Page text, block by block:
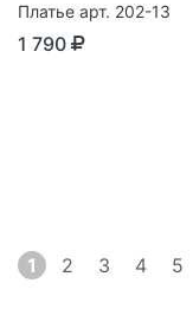
Платье арт. 202-13
1 790
1 2 3 4 5